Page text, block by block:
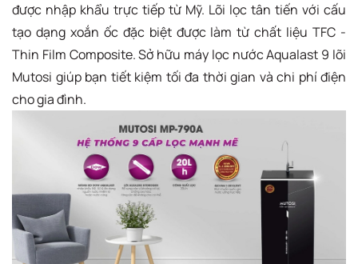
được nhập khẩu trực tiếp từ Mỹ. Lõi lọc tân tiến với cấu
tạo dạng xoắn ốc đặc biệt được làm từ chất liệu TFC -
Thin Film Composite. Sở hữu máy lọc nước Aqualast 9 lõi
Mutosi giúp bạn tiết kiệm tối đa thời gian và chi phí điện
cho gia đình.